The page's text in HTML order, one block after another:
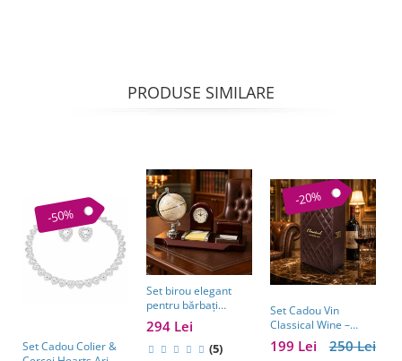
PRODUSE SIMILARE
-50%
Set Cadou Colier &
Set birou elegant
pentru bărbați
Business Desk
Antique Clock –
cadou premium
294 Lei
(5)
-20%
Set Cadou Vin
Classical Wine –
Casetă Elegantă cu
Accesorii pentru Vin
250 Lei
199 Lei